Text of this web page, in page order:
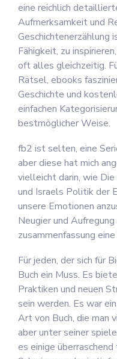
eine reichlich
Aufmerksamkeit und
Geschichtenerzählung
Fähigkeit, zu
oft alles gleichzeitig.
Rätsel, ebooks
Geschichte und
einfachen
bestmöglicher Weise.
fb2 ist selten, eine
aber diese hat mich
vielleicht darin, wie
und Israels Politik der
unsere Emotionen
Neugier und
zusammenfassung
Für jeden, der sich für
Buch ein Muss. Es
Praktiken und neuen
sein werden. Es war
Art von Buch, die man
aber unter seiner
es einige